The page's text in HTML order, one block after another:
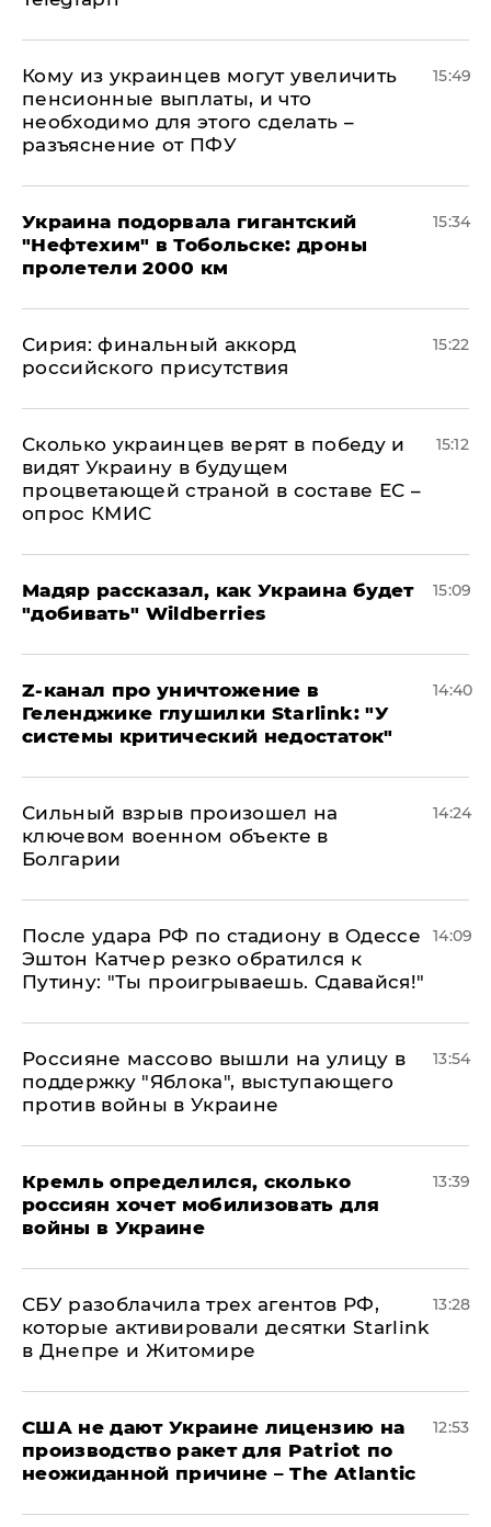
Кому из украинцев могут увеличить
пенсионные выплаты, и что
необходимо для этого сделать –
разъяснение от ПФУ
15:49
Украина подорвала гигантский
"Нефтехим" в Тобольске: дроны
пролетели 2000 км
15:34
​Сирия: финальный аккорд
российского присутствия
15:22
Сколько украинцев верят в победу и
видят Украину в будущем
процветающей страной в составе ЕС –
опрос КМИС
15:12
Мадяр рассказал, как Украина будет
"добивать" Wildberries
15:09
Z-канал про уничтожение в
Геленджике глушилки Starlink: "У
системы критический недостаток"
14:40
Сильный взрыв произошел на
ключевом военном объекте в
Болгарии
14:24
После удара РФ по стадиону в Одессе
Эштон Катчер резко обратился к
Путину: "Ты проигрываешь. Сдавайся!"
14:09
Россияне массово вышли на улицу в
поддержку "Яблока", выступающего
против войны в Украине
13:54
Кремль определился, сколько
россиян хочет мобилизовать для
войны в Украине
13:39
СБУ разоблачила трех агентов РФ,
которые активировали десятки Starlink
в Днепре и Житомире
13:28
США не дают Украине лицензию на
производство ракет для Patriot по
неожиданной причине – The Atlantic
12:53